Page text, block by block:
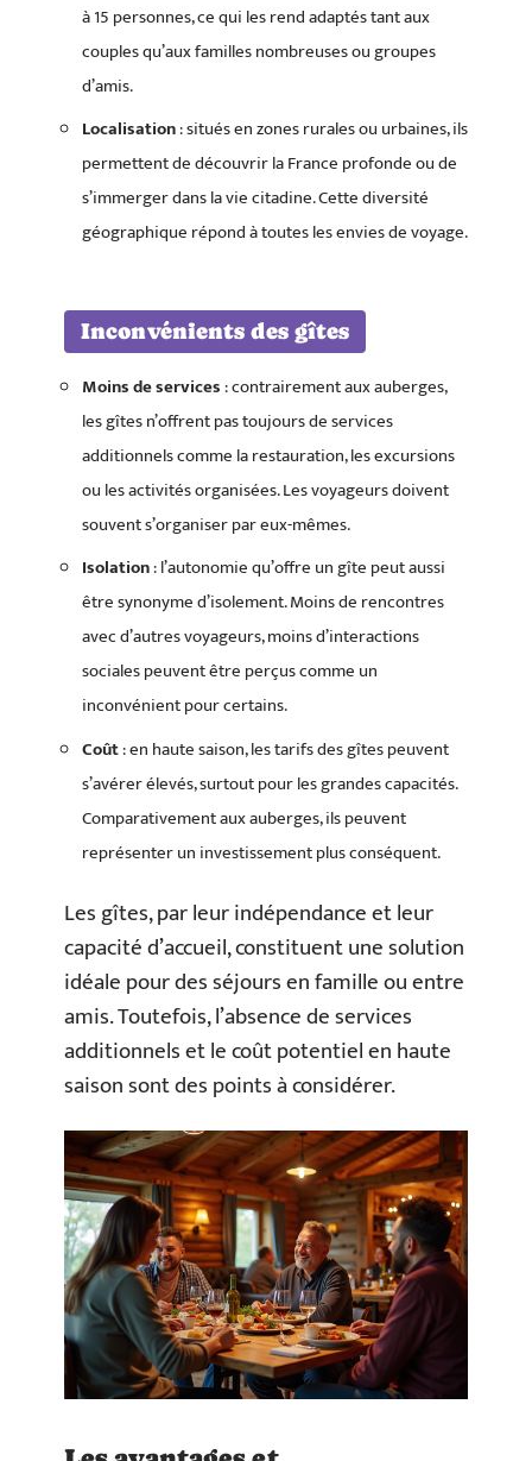
à 15 personnes, ce qui les rend adaptés tant aux
couples qu’aux familles nombreuses ou groupes
d’amis.
Localisation: situés en zones rurales ou urbaines, ils
permettent de découvrir la France profonde ou de
s’immerger dans la vie citadine. Cette diversité
géographique répond à toutes les envies de voyage.
Inconvénients des gîtes
Moins de services: contrairement aux auberges,
les gîtes n’offrent pas toujours de services
additionnels comme la restauration, les excursions
ou les activités organisées. Les voyageurs doivent
souvent s’organiser par eux-mêmes.
Isolation: l’autonomie qu’offre un gîte peut aussi
être synonyme d’isolement. Moins de rencontres
avec d’autres voyageurs, moins d’interactions
sociales peuvent être perçus comme un
inconvénient pour certains.
Coût: en haute saison, les tarifs des gîtes peuvent
s’avérer élevés, surtout pour les grandes capacités.
Comparativement aux auberges, ils peuvent
représenter un investissement plus conséquent.
Les gîtes, par leur indépendance et leur
capacité d’accueil, constituent une solution
idéale pour des séjours en famille ou entre
amis. Toutefois, l’absence de services
additionnels et le coût potentiel en haute
saison sont des points à considérer.